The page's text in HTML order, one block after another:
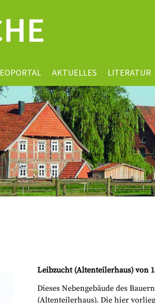
AKTUELLES LITERATUR
Leibzucht (Altenteilerhaus) von
Dieses Nebengebäude des
(Altenteilerhaus). Die hier